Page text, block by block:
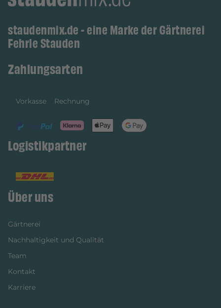
staudenmix.de - eine Marke der Gärtnerei
Fehrle Stauden
Zahlungsarten
Vorkasse Rechnung
Logistikpartner
Über uns
Gärtnerei
Nachhaltigkeit und Qualität
Team
Kontakt
Karriere